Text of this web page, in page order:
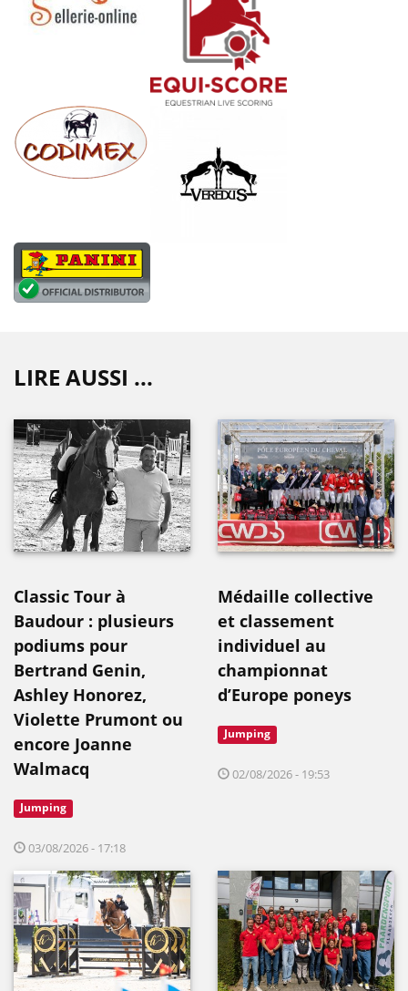
LIRE AUSSI ...
Classic Tour à
Baudour : plusieurs
podiums pour
Bertrand Genin,
Ashley Honorez,
Violette Prumont ou
encore Joanne
Walmacq
Jumping
03/08/2026 - 17:18
Médaille collective
et classement
individuel au
championnat
d’Europe poneys
Jumping
02/08/2026 - 19:53